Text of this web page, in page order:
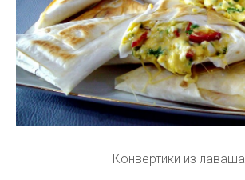
Конвертики из лаваша